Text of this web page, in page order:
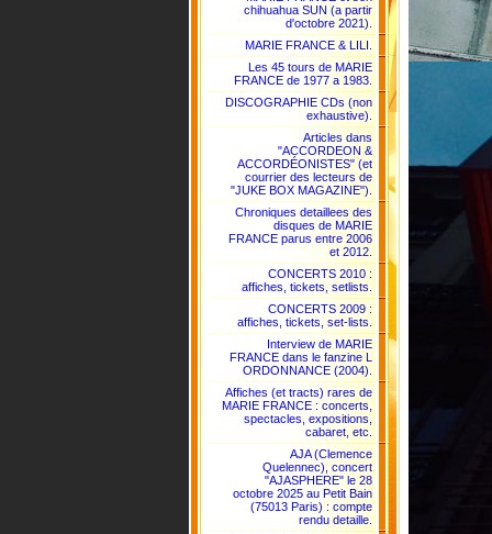
chihuahua SUN (a partir
d'octobre 2021).
MARIE FRANCE & LILI.
Les 45 tours de MARIE
FRANCE de 1977 a 1983.
DISCOGRAPHIE CDs (non
exhaustive).
Articles dans
"ACCORDEON &
ACCORDÉONISTES" (et
courrier des lecteurs de
"JUKE BOX MAGAZINE").
Chroniques detaillees des
disques de MARIE
FRANCE parus entre 2006
et 2012.
CONCERTS 2010 :
affiches, tickets, setlists.
CONCERTS 2009 :
affiches, tickets, set-lists.
Interview de MARIE
FRANCE dans le fanzine L
ORDONNANCE (2004).
Affiches (et tracts) rares de
MARIE FRANCE : concerts,
spectacles, expositions,
cabaret, etc.
AJA (Clemence
Quelennec), concert
"AJASPHERE" le 28
octobre 2025 au Petit Bain
(75013 Paris) : compte
rendu detaille.